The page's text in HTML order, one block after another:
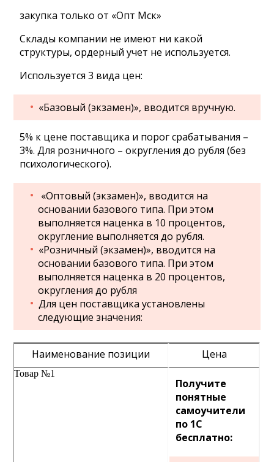
закупка только от «Опт Мск»
Склады компании не имеют ни какой
структуры, ордерный учет не используется.
Используется 3 вида цен:
«Базовый (экзамен)», вводится вручную.
5% к цене поставщика и порог срабатывания –
3%. Для розничного – округления до рубля (без
психологического).
«Оптовый (экзамен)», вводится на
основании базового типа. При этом
выполняется наценка в 10 процентов,
округление выполняется до рубля.
«Розничный (экзамен)», вводится на
основании базового типа. При этом
выполняется наценка в 20 процентов,
округления до рубля
Для цен поставщика установлены
следующие значения:
Наименование позиции Цена
Товар №1
Получите
понятные
самоучители
по 1С
бесплатно: